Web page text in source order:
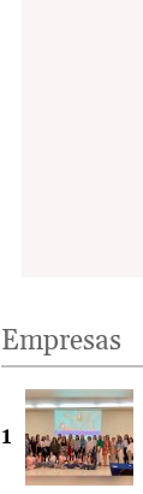
Empresas